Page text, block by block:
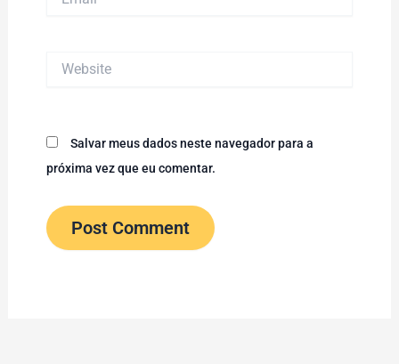
Salvar meus dados neste navegador para a
próxima vez que eu comentar.